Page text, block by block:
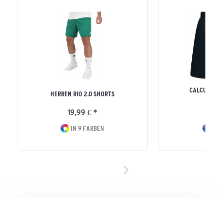
HERREN RIO 2.0 SHORTS
19,99 € *
IN 9 FARBEN